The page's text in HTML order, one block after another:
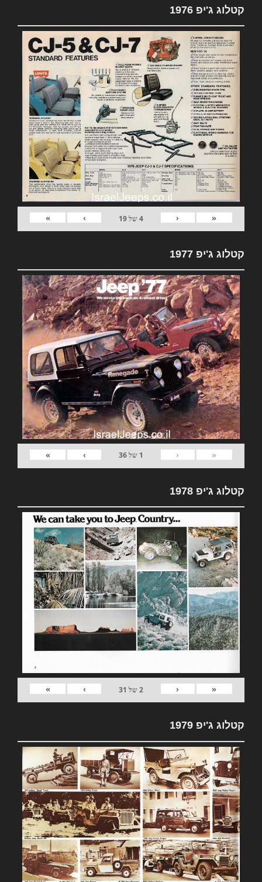
קטלוג ג'יפ 1976
«
‹
4של19
›
»
קטלוג ג'יפ 1977
«
‹
1 של36
›
»
קטלוג ג'יפ 1978
«
‹
2של 31
›
»
קטלוג ג'יפ 1979